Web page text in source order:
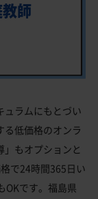
師
ュラムにもとづい
る低価格のオンラ
もオプションと
で24時間365日い
OKです。福島県